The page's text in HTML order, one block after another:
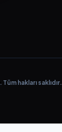
. Tüm hakları saklıdır.